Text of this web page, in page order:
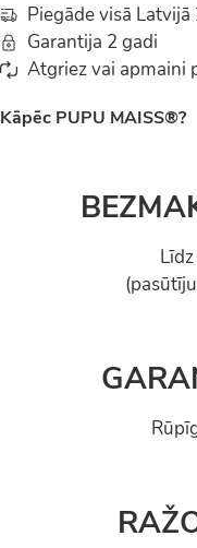
Piegāde visā
Garantija 2 gadi
Atgriez vai apmaini
Kāpēc PUPU MAISS®?